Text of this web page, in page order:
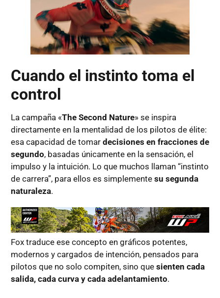
Cuando el instinto toma el
control
La campaña «The Second Nature» se inspira
directamente en la mentalidad de los pilotos de élite:
esa capacidad de tomar decisiones en fracciones de
segundo, basadas únicamente en la sensación, el
impulso y la intuición. Lo que muchos llaman “instinto
de carrera”, para ellos es simplemente su segunda
naturaleza.
Fox traduce ese concepto en gráficos potentes,
modernos y cargados de intención, pensados para
pilotos que no solo compiten, sino que sienten cada
salida, cada curva y cada adelantamiento.